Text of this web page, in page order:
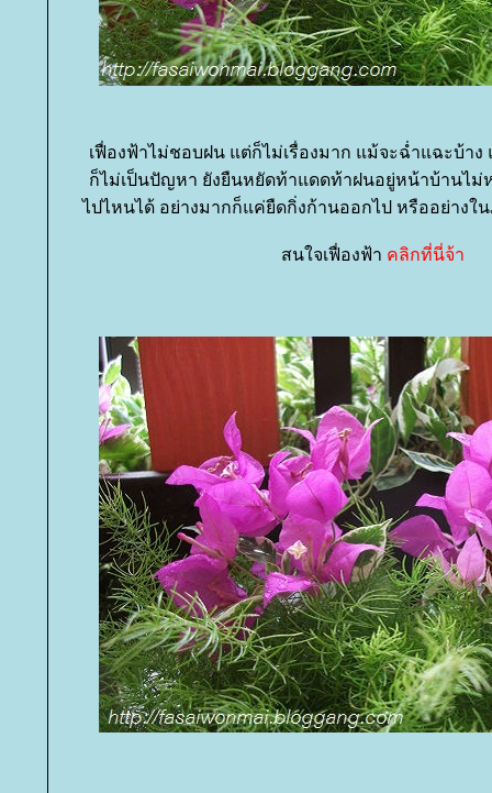
เฟื่องฟ้าไม่ชอบฝน แต่ก็ไม่เรื่องมาก แม้จะฉ่ำแฉะบ้า
ก็ไม่เป็นปัญหา ยังยืนหยัดท้าแดดท้าฝนอยู่หน้าบ้านไม่
ไปไหนได้ อย่างมากก็แค่ยืดกิ่งก้านออกไป หรืออย่างใ
สนใจเฟื่องฟ้า คลิกที่นี่จ้า